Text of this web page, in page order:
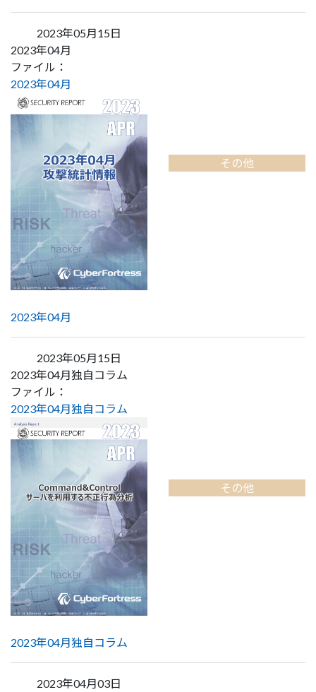
2023年05月15日
2023年04月
ファイル：
2023年04月
その他
2023年04月
2023年05月15日
2023年04月独自コラム
ファイル：
2023年04月独自コラム
その他
2023年04月独自コラム
2023年04月03日